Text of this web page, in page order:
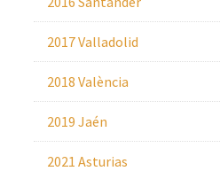
2017 Valladolid
2018 València
2019 Jaén
2021 Asturias